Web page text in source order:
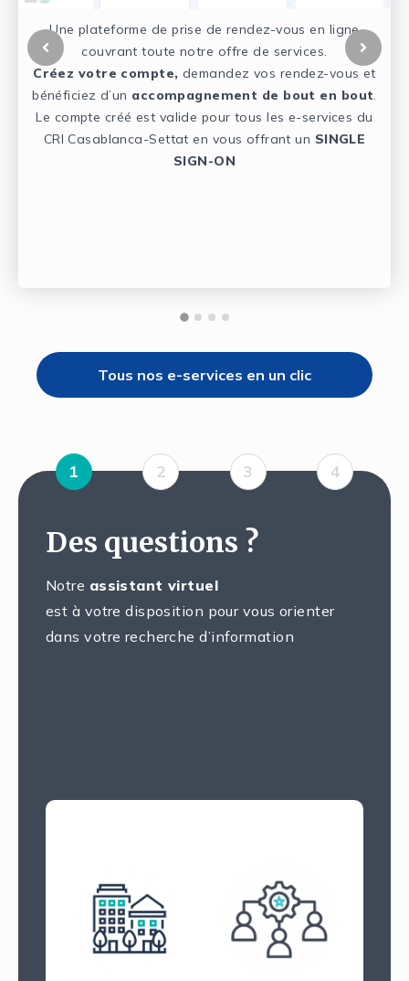
Une plateforme de prise de rendez-vous en ligne
couvrant toute notre offre de services.
Créez votre compte, demandez vos rendez-vous et
bénéficiez d’un accompagnement de bout en bout.
Le compte créé est valide pour tous les e-services du
CRI Casablanca-Settat en vous offrant un SINGLE
SIGN-ON
Tous nos e-services en un clic
1 2 3 4
Des questions ?
Notre assistant virtuel
est à votre disposition pour vous orienter
dans votre recherche d’information